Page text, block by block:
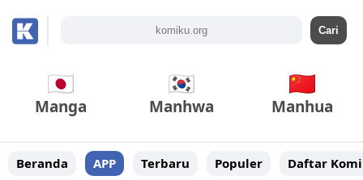
Manga Manhwa Manhua
Beranda APP Terbaru Populer Daftar